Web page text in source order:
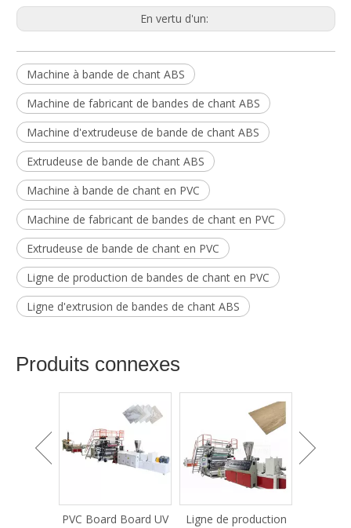
En vertu d'un:
Machine à bande de chant ABS
Machine de fabricant de bandes de chant ABS
Machine d'extrudeuse de bande de chant ABS
Extrudeuse de bande de chant ABS
Machine à bande de chant en PVC
Machine de fabricant de bandes de chant en PVC
Extrudeuse de bande de chant en PVC
Ligne de production de bandes de chant en PVC
Ligne d'extrusion de bandes de chant ABS
Produits connexes
Ligne de production
Machine de platelage